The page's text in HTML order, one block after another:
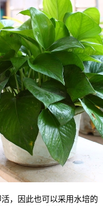
，因此也可以采用水培的